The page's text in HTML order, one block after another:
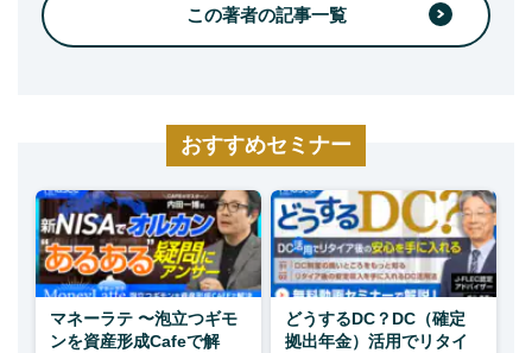
この著者の記事一覧
おすすめセミナー
マネーラテ 〜泡立つギモ
ンを資産形成Cafeで解
どうするDC？DC（確定
拠出年金）活用でリタイ